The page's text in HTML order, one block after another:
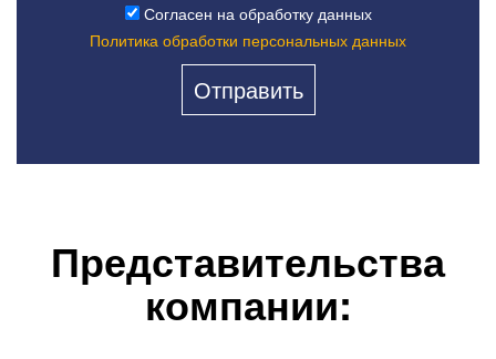
Согласен на обработку данных
Политика обработки персональных данных
Представительства
компании: